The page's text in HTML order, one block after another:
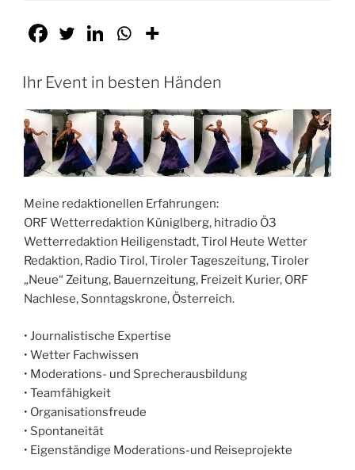
Ihr Event in besten Händen
Meine redaktionellen Erfahrungen:
ORF Wetterredaktion Küniglberg, hitradio Ö3
Wetterredaktion Heiligenstadt, Tirol Heute Wetter
Redaktion, Radio Tirol, Tiroler Tageszeitung, Tiroler
„Neue“ Zeitung, Bauernzeitung, Freizeit Kurier, ORF
Nachlese, Sonntagskrone, Österreich.
• Journalistische Expertise
• Wetter Fachwissen
• Moderations- und Sprecherausbildung
• Teamfähigkeit
• Organisationsfreude
• Spontaneität
• Eigenständige Moderations-und Reiseprojekte